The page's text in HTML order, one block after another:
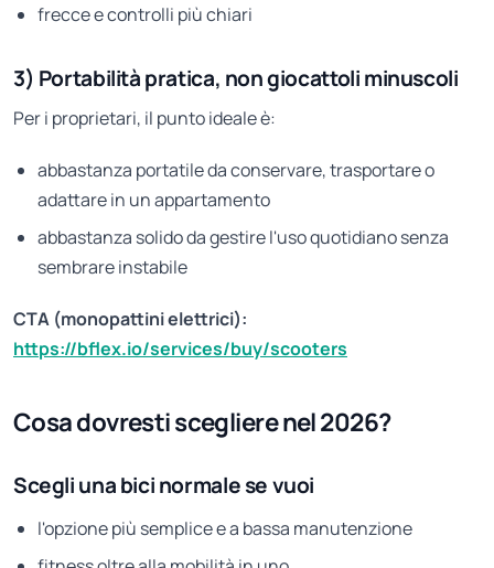
frecce e controlli più chiari
3) Portabilità pratica, non giocattoli minuscoli
Per i proprietari, il punto ideale è:
abbastanza portatile da conservare, trasportare o
adattare in un appartamento
abbastanza solido da gestire l'uso quotidiano senza
sembrare instabile
CTA (monopattini elettrici):
https://bflex.io/services/buy/scooters
Cosa dovresti scegliere nel 2026?
Scegli una bici normale se vuoi
l'opzione più semplice e a bassa manutenzione